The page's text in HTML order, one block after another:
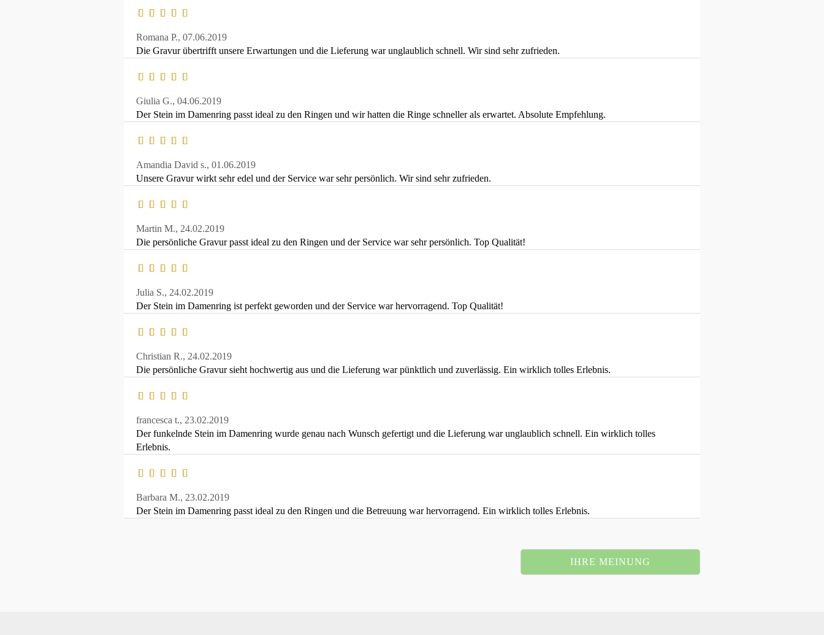
Romana P., 07.06.2019
Die Gravur übertrifft unsere Erwartungen und die Lieferung war unglaublich schnell. Wir sind sehr zufrieden.
Giulia G., 04.06.2019
Der Stein im Damenring passt ideal zu den Ringen und wir hatten die Ringe schneller als erwartet. Absolute Empfehlung.
Amandia David s., 01.06.2019
Unsere Gravur wirkt sehr edel und der Service war sehr persönlich. Wir sind sehr zufrieden.
Martin M., 24.02.2019
Die persönliche Gravur passt ideal zu den Ringen und der Service war sehr persönlich. Top Qualität!
Julia S., 24.02.2019
Der Stein im Damenring ist perfekt geworden und der Service war hervorragend. Top Qualität!
Christian R., 24.02.2019
Die persönliche Gravur sieht hochwertig aus und die Lieferung war pünktlich und zuverlässig. Ein wirklich tolles Erlebnis.
francesca t., 23.02.2019
Der funkelnde Stein im Damenring wurde genau nach Wunsch gefertigt und die Lieferung war unglaublich schnell. Ein wirklich tolles
Erlebnis.
Barbara M., 23.02.2019
Der Stein im Damenring passt ideal zu den Ringen und die Betreuung war hervorragend. Ein wirklich tolles Erlebnis.
IHRE MEINUNG